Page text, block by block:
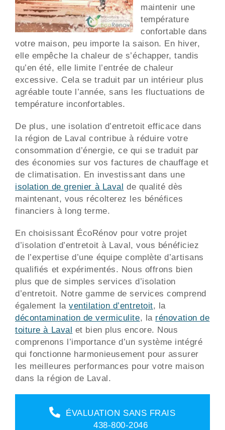
maintenir une
température
confortable dans
votre maison, peu importe la saison. En hiver,
elle empêche la chaleur de s’échapper, tandis
qu’en été, elle limite l’entrée de chaleur
excessive. Cela se traduit par un intérieur plus
agréable toute l’année, sans les fluctuations de
température inconfortables.
De plus, une isolation d’entretoit efficace dans
la région de Laval contribue à réduire votre
consommation d’énergie, ce qui se traduit par
des économies sur vos factures de chauffage et
de climatisation. En investissant dans une
isolation de grenier à Laval de qualité dès
maintenant, vous récolterez les bénéfices
financiers à long terme.
En choisissant ÉcoRénov pour votre projet
d’isolation d’entretoit à Laval, vous bénéficiez
de l’expertise d’une équipe complète d’artisans
qualifiés et expérimentés. Nous offrons bien
plus que de simples services d’isolation
d’entretoit. Notre gamme de services comprend
également laventilation d’entretoit , la
décontamination de vermiculite , la rénovation de
toiture à Laval et bien plus encore. Nous
comprenons l’importance d’un système intégré
qui fonctionne harmonieusement pour assurer
les meilleures performances pour votre maison
dans la région de Laval.
ÉVALUATION SANS FRAIS
438-800-2046